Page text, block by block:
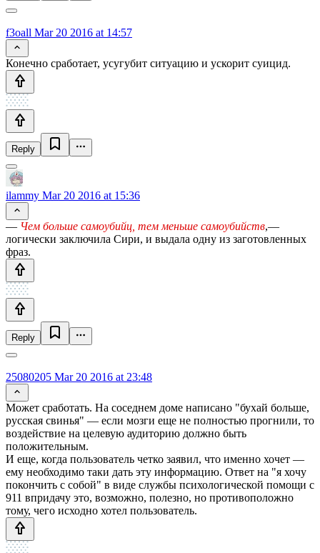
f3oall Mar 20 2016 at 14:57
Конечно сработает, усугубит ситуацию и ускорит суицид.
Reply
ilammy Mar 20 2016 at 15:36
— Чем больше самоубийц, тем меньше самоубийств,—
логически заключила Сири, и выдала одну из заготовленных
фраз.
Reply
25080205 Mar 20 2016 at 23:48
Может сработать. На соседнем доме написано "бухай больше,
русская свинья" — если мозги еще не полностью прогнили, то
воздействие на целевую аудиторию должно быть
положительным.
И еще, когда пользователь четко заявил, что именно хочет —
ему необходимо таки дать эту информацию. Ответ на "я хочу
покончить с собой" в виде службы психологической помощи с
911 впридачу это, возможно, полезно, но противоположно
тому, чего исходно хотел пользователь.